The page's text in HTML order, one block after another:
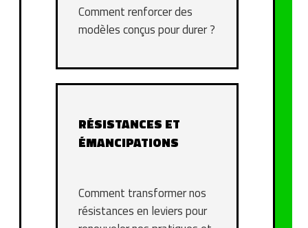
Comment renforcer des
modèles conçus pour durer ?
RÉSISTANCES ET
ÉMANCIPATIONS
Comment transformer nos
résistances en leviers pour